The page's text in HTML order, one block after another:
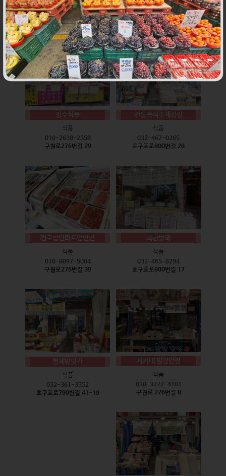
식품
010-9528-3759
구월로276번길 17
식품
032-468-6024
구월로276번길 29
장수식품
식품
010-2638-2358
구월로276번길 29
전통즉석수제강정
식품
032-467-0265
호구포로800번길 28
진로할인마트앞반찬
식품
010-8897-5084
구월로276번길 39
착한탕국
식품
032-465-8294
호구포로800번길 17
형제방앗간
식품
032-361-3352
호구포로790번길 41-19
서기네 말랑강정
식품
010-3772-4101
구월로 276번길 8